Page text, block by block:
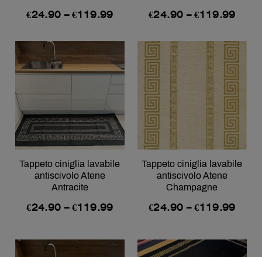
€24.90 –€119.99 €24.90 –€119.99
Tappeto ciniglia lavabile
antiscivolo Atene
Antracite
€24.90 –€119.99
Tappeto ciniglia lavabile
antiscivolo Atene
Champagne
€24.90 –€119.99